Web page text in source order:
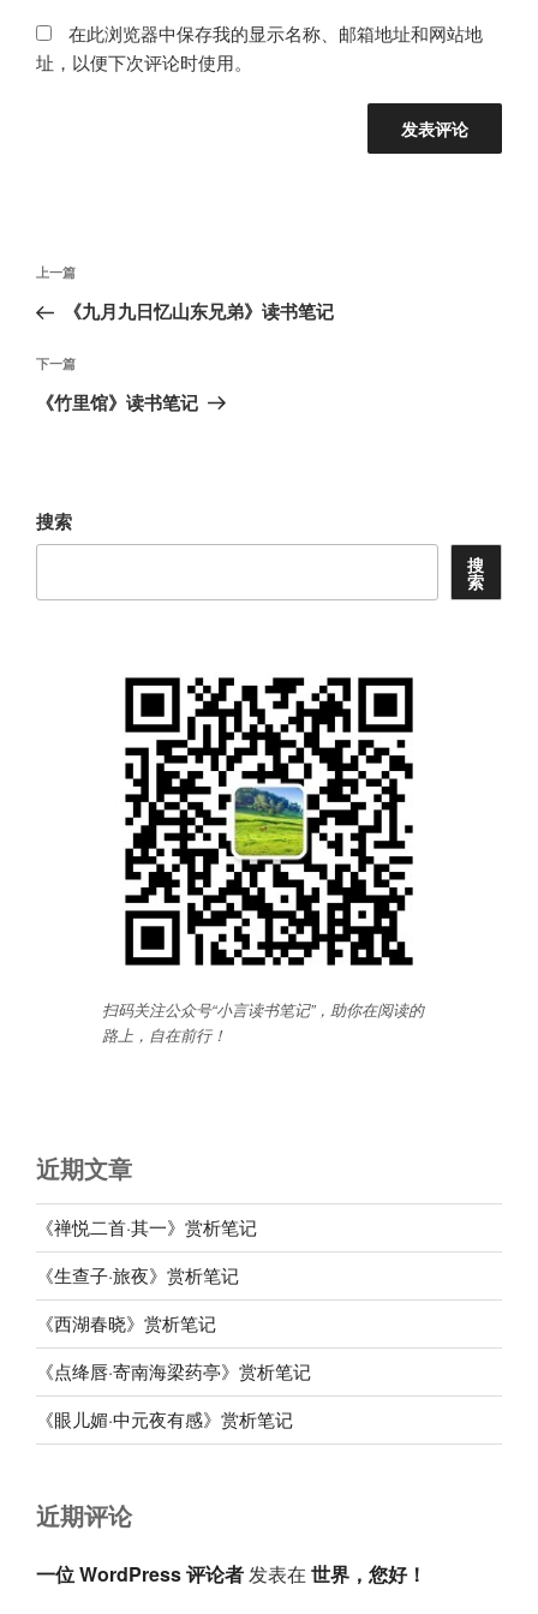
在此浏览器中保存我的显示名称、邮箱地址和网站地
址，以便下次评论时使用。
文
导
航
上
一
文
章
上一篇
《九月九日忆山东兄弟》读书笔记
下
一
下一篇
《竹里馆》读书笔记
搜索
搜
索
扫码关注公众号“小言读书笔记”，助你在阅读的
路上，自在前行！
近期文章
《禅悦二首·其一》赏析笔记
《生查子·旅夜》赏析笔记
《西湖春晓》赏析笔记
《点绛唇·寄南海梁药亭》赏析笔记
《眼儿媚·中元夜有感》赏析笔记
近期评论
一位 WordPress 评论者发表在 世界，您好！